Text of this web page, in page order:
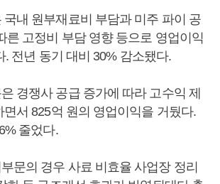
국내 원부재료비 부담과 미주 파이 공
른 고정비 부담 영향 등으로 영업이익
. 전년 동기 대비 30% 감소됐다.
경쟁사 공급 증가에 따라 고수익 제
서 825억 원의 영업이익을 거뒀다.
줄었다.
문의 경우 사료 비효율 사업장 정리